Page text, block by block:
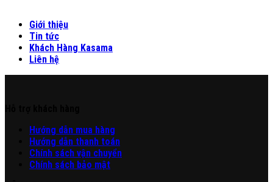
Giới thiệu
Tin tức
Khách Hàng Kasama
Liên hệ
Hướng dẫn mua hàng
Hướng dẫn thanh toán
Chính sách vận chuyển
Chính sách bảo mật